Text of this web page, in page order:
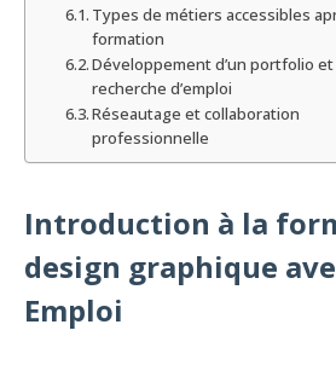
Types de métiers accessibles
formation
Développement d’un portfolio et
recherche d’emploi
Réseautage et collaboration
professionnelle
Introduction à la
design graphique
Emploi